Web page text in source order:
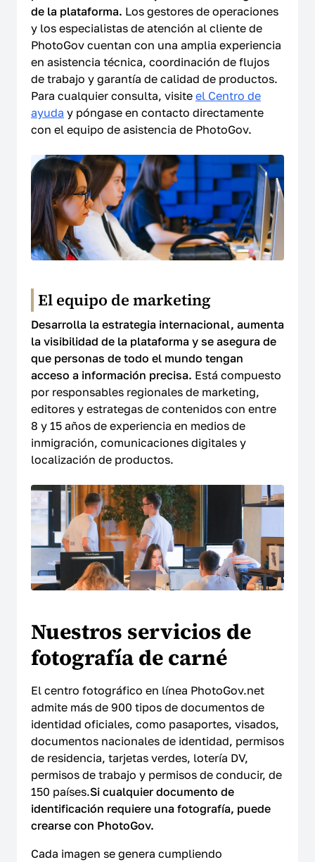
de la plataforma. Los gestores de operaciones
y los especialistas de atención al cliente de
PhotoGov cuentan con una amplia experiencia
en asistencia técnica, coordinación de flujos
de trabajo y garantía de calidad de productos.
Para cualquier consulta, visite el Centro de
ayuda y póngase en contacto directamente
con el equipo de asistencia de PhotoGov.
El equipo de marketing
Desarrolla la estrategia internacional, aumenta
la visibilidad de la plataforma y se asegura de
que personas de todo el mundo tengan
acceso a información precisa. Está compuesto
por responsables regionales de marketing,
editores y estrategas de contenidos con entre
8 y 15 años de experiencia en medios de
inmigración, comunicaciones digitales y
localización de productos.
Nuestros servicios de
fotografía de carné
El centro fotográfico en línea PhotoGov.net
admite más de 900 tipos de documentos de
identidad oficiales, como pasaportes, visados,
documentos nacionales de identidad, permisos
de residencia, tarjetas verdes, lotería DV,
permisos de trabajo y permisos de conducir, de
150 países.Si cualquier documento de
identificación requiere una fotografía, puede
crearse con PhotoGov.
Cada imagen se genera cumpliendo